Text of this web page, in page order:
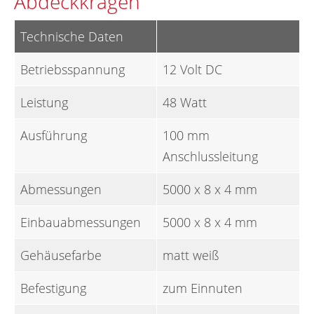
Technische Daten
Betriebsspannung
12 Volt DC
Leistung
48 Watt
Ausführung
100 mm
Anschlussleitung
Abmessungen
5000 x 8 x 4 mm
Einbauabmessungen
5000 x 8 x 4 mm
Gehäusefarbe
matt weiß
Befestigung
zum Einnuten